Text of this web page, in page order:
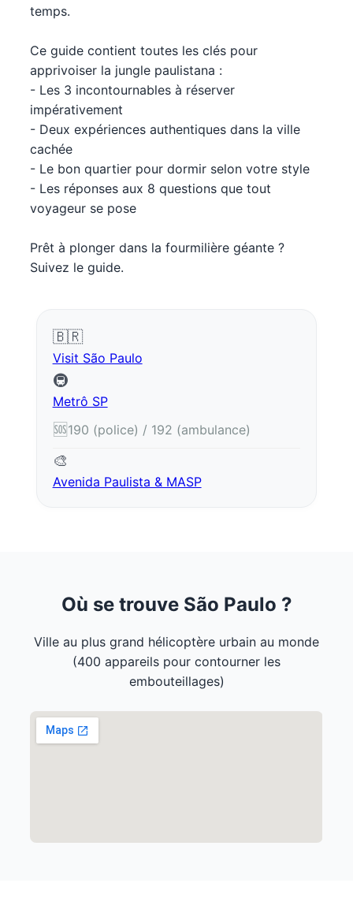
temps.
Ce guide contient toutes les clés pour
apprivoiser la jungle paulistana :
- Les 3 incontournables à réserver
impérativement
- Deux expériences authentiques dans la ville
cachée
- Le bon quartier pour dormir selon votre style
- Les réponses aux 8 questions que tout
voyageur se pose
Prêt à plonger dans la fourmilière géante ?
Suivez le guide.
🇧🇷
Visit São Paulo
🚇
Metrô SP
🆘190 (police) / 192 (ambulance)
🎨
Avenida Paulista & MASP
Où se trouve São Paulo ?
Ville au plus grand hélicoptère urbain au monde
(400 appareils pour contourner les
embouteillages)